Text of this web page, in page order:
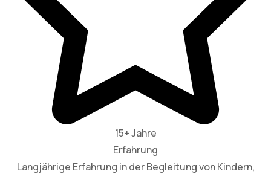
15+ Jahre
Erfahrung
Langjährige Erfahrung in der Begleitung von Kindern,